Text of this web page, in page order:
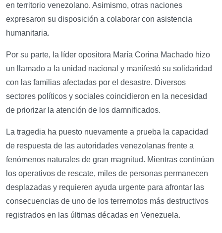
en territorio venezolano. Asimismo, otras naciones
expresaron su disposición a colaborar con asistencia
humanitaria.
Por su parte, la líder opositora María Corina Machado hizo
un llamado a la unidad nacional y manifestó su solidaridad
con las familias afectadas por el desastre. Diversos
sectores políticos y sociales coincidieron en la necesidad
de priorizar la atención de los damnificados.
La tragedia ha puesto nuevamente a prueba la capacidad
de respuesta de las autoridades venezolanas frente a
fenómenos naturales de gran magnitud. Mientras continúan
los operativos de rescate, miles de personas permanecen
desplazadas y requieren ayuda urgente para afrontar las
consecuencias de uno de los terremotos más destructivos
registrados en las últimas décadas en Venezuela.